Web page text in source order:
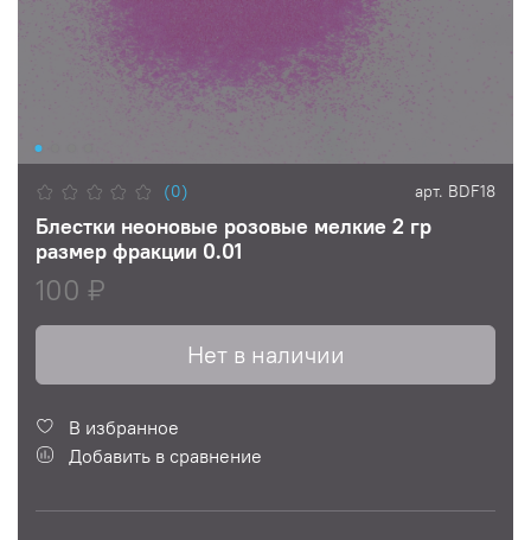
(0) арт. BDF18
Блестки неоновые розовые мелкие 2 гр
размер фракции 0.01
100 ₽
Нет в наличии
В избранное
Добавить в сравнение